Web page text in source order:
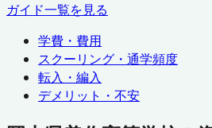
ガイド一覧を見る
学費・費用
スクーリング・通学頻度
転入・編入
デメリット・不安